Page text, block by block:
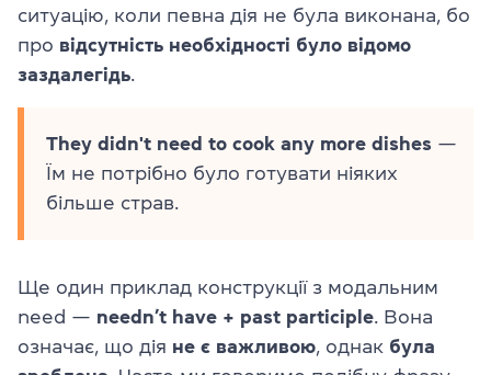
ситуацію, коли певна дія не була виконана, бо
про відсутність необхідності було відомо
заздалегідь.
They didn't need to cook any more dishes —
Їм не потрібно було готувати ніяких
більше страв.
Ще один приклад конструкції з модальним
need — needn’t have + past participle. Вона
означає, що дія не є важливою, однак була